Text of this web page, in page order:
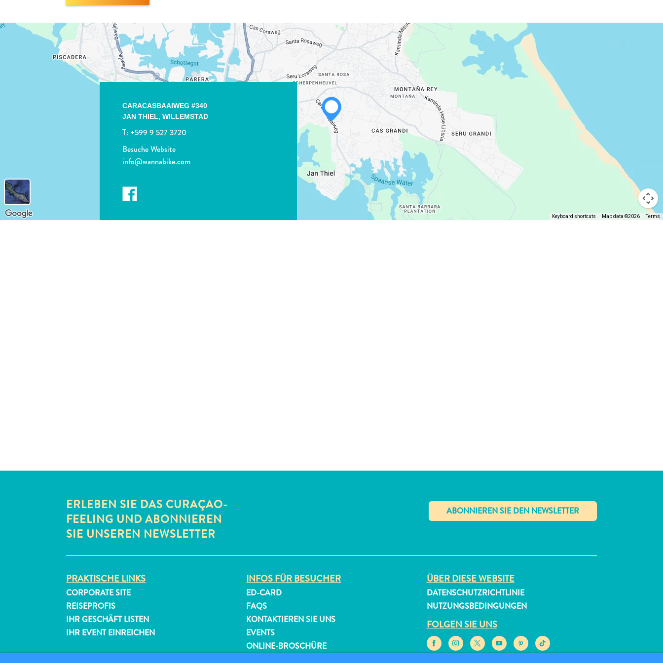
CARACASBAAIWEG #340
JAN THIEL, WILLEMSTAD
T: +599 9 527 3720
Besuche Website
info@wannabike.com
Keyboard shortcuts Map data ©2026 Terms
ERLEBEN SIE DAS CURAÇAO-
FEELING UND ABONNIEREN
SIE UNSEREN NEWSLETTER
✕
PRAKTISCHE LINKS
CORPORATE SITE
REISEPROFIS
IHR GESCHÄFT LISTEN
IHR EVENT EINREICHEN
INFOS FÜR BESUCHER
ED-CARD
FAQS
KONTAKTIEREN SIE UNS
EVENTS
ONLINE-BROSCHÜRE
ÜBER DIESE WEBSITE
DATENSCHUTZRICHTLINIE
NUTZUNGSBEDINGUNGEN
FOLGEN SIE UNS